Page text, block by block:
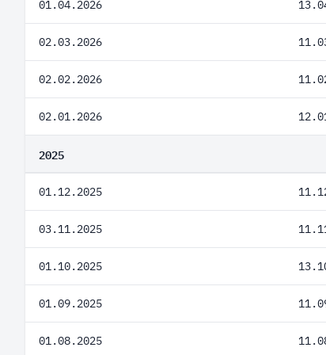
01.04.2026
02.03.2026
02.02.2026
02.01.2026
2025
01.12.2025
03.11.2025
01.10.2025
01.09.2025
01.08.2025